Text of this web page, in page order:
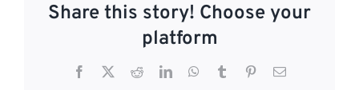
Share this story! Choose your
platform
Facebook RedditLinkedInWhatsApp
Tumblr PinterestEmail